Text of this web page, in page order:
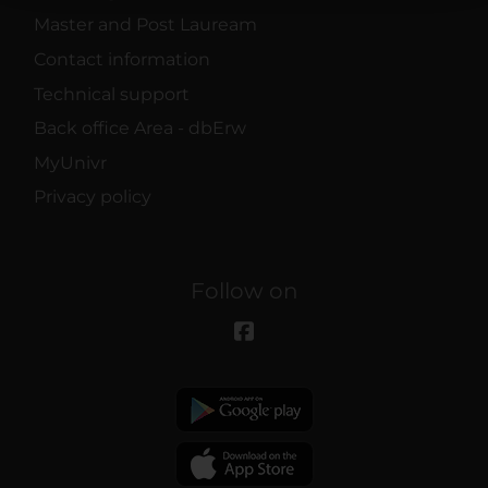
raccolto dal tuo utilizzo dei loro servizi.
Master and Post Lauream
Contact information
Technical support
Back office Area - dbErw
MyUnivr
Privacy policy
Follow on